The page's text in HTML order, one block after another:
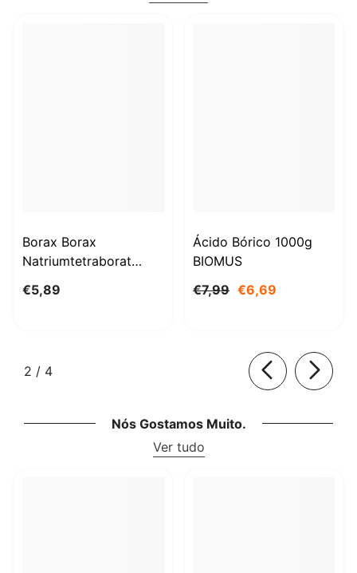
Borax Borax
Natriumtetraborat
STANLAB
€5,89
Ácido Bórico 1000g
BIOMUS
€7,99 €6,69
2 / de
4
Nós Gostamos Muito.
Ver tudo